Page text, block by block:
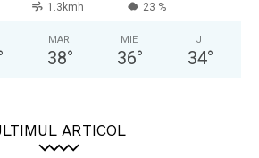
1.3kmh 23 %
MAR
38°
MIE
36°
J
34°
ARTICOL